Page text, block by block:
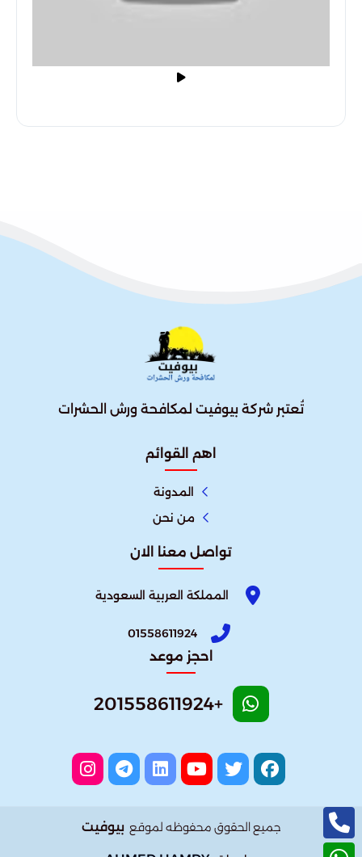
تُعتبر شركة بيوفيت لمكافحة ورش الحشرات
اهم القوائم
المدونة
من نحن
تواصل معنا الان
المملكة العربية السعودية
01558611924
احجز موعد
+201558611924
جميع الحقوق محفوظه لموقع بيوفيت